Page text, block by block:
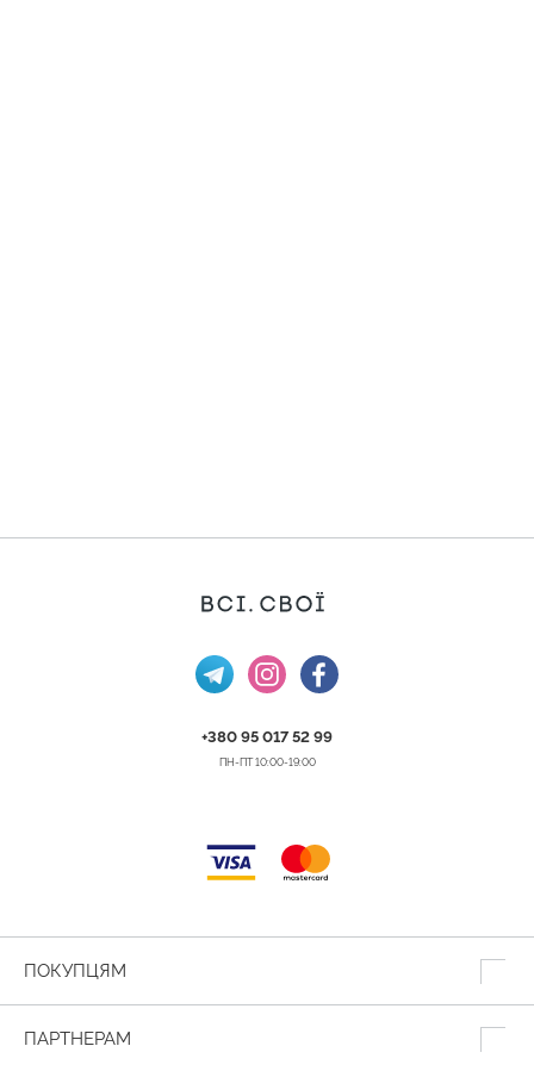
+380 95 017 52 99
ПН-ПТ 10:00-19:00
ПОКУПЦЯМ
ПАРТНЕРАМ